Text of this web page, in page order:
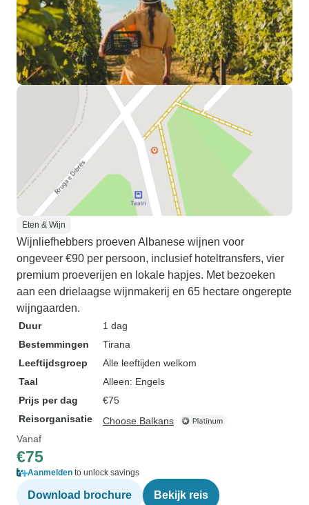
Eten & Wijn
Wijnliefhebbers proeven Albanese wijnen voor
ongeveer €90 per persoon, inclusief hoteltransfers, vier
premium proeverijen en lokale hapjes. Met bezoeken
aan een drielaagse wijnmakerij en 65 hectare ongerepte
wijngaarden.
Duur
1 dag
Bestemmingen
Tirana
Leeftijdsgroep
Alle leeftijden welkom
Taal
Alleen: Engels
Prijs per dag
€75
Reisorganisatie
Choose Balkans
Vanaf
€75
Aanmelden to unlock savings
Download brochure Bekijk reis